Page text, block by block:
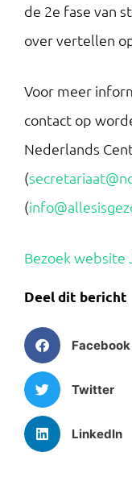
de 2e fase van
over vertellen
Voor meer
contact op
Nederlands
(
(
Bezoek website
Deel dit bericht
Facebook
Twitter
LinkedIn